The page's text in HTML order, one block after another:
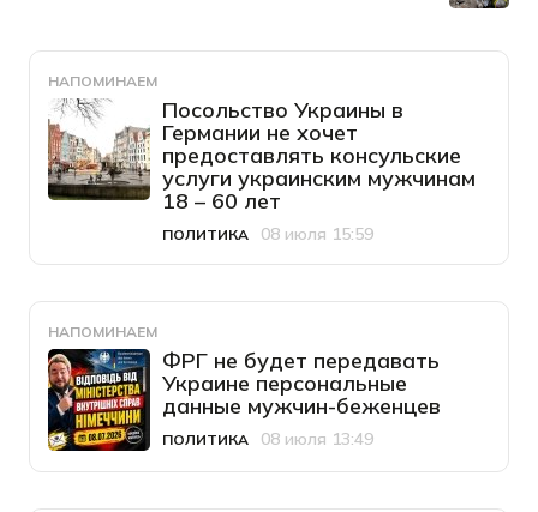
НАПОМИНАЕМ
Посольство Украины в
Германии не хочет
предоставлять консульские
услуги украинским мужчинам
18 – 60 лет
Категория
ПОЛИТИКА
Дата публикации
08 июля 15:59
НАПОМИНАЕМ
ФРГ не будет передавать
Украине персональные
данные мужчин-беженцев
Категория
ПОЛИТИКА
Дата публикации
08 июля 13:49